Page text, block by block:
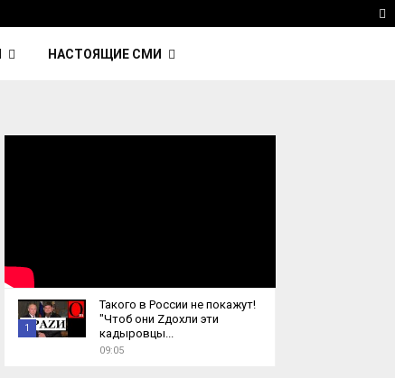
НАСТОЯЩИЕ СМИ
1
Такого в России не покажут!
"Чтоб они Zдохли эти
кадыровцы...
09:05